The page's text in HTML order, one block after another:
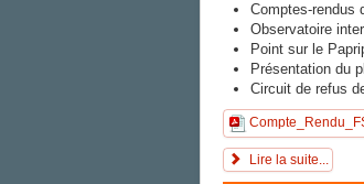
Comptes-rendus
Observatoire
Point sur le
Présentation du
Circuit de refus
Lire la suite...